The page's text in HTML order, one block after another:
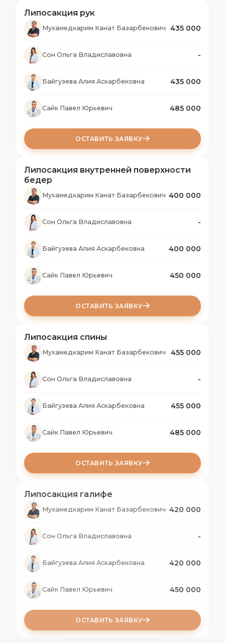
Липосакция рук
Мухамедкарим Канат Базарбекович 435 000
Сон Ольга Владиславовна -
Байгузева Алия Аскарбековна 435 000
Сайк Павел Юрьевич 485 000
ОСТАВИТЬ ЗАЯВКУ
Липосакция внутренней поверхности
бедер
Мухамедкарим Канат Базарбекович 400 000
Сон Ольга Владиславовна -
Байгузева Алия Аскарбековна 400 000
Сайк Павел Юрьевич 450 000
ОСТАВИТЬ ЗАЯВКУ
Липосакция спины
Мухамедкарим Канат Базарбекович 455 000
Сон Ольга Владиславовна -
Байгузева Алия Аскарбековна 455 000
Сайк Павел Юрьевич 485 000
ОСТАВИТЬ ЗАЯВКУ
Липосакция галифе
Мухамедкарим Канат Базарбекович 420 000
Сон Ольга Владиславовна -
Байгузева Алия Аскарбековна 420 000
Сайк Павел Юрьевич 450 000
ОСТАВИТЬ ЗАЯВКУ